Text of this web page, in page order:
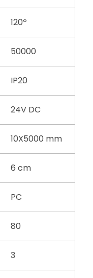
120º
50000
IP20
24V DC
10X5000 mm
6 cm
PC
80
3